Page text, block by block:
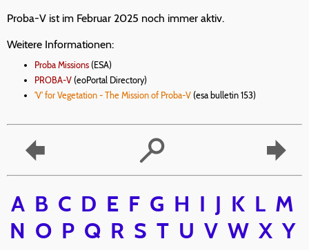
Proba-V ist im Februar 2025 noch immer aktiv.
Weitere Informationen:
Proba Missions (ESA)
PROBA-V (eoPortal Directory)
'V' for Vegetation - The Mission of Proba-V (esa bulletin 153)
A B C D E F G H I J K L M
N O P Q R S T U V W X Y